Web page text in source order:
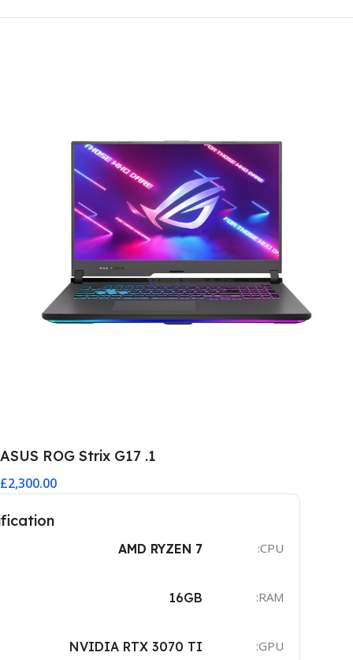
1. ASUS ROG Strix G17
£2,300.00
CPU:
AMD RYZEN 7
RAM:
16GB
GPU:
NVIDIA RTX 3070 TI